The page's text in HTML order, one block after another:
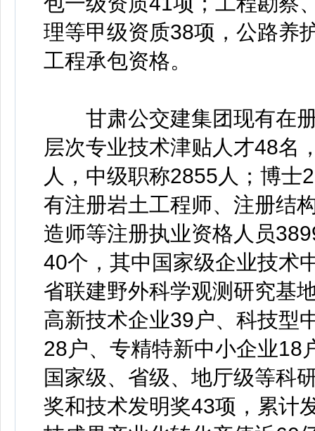
理等甲级资质38项，公路养
工程承包资格。
甘肃公交建集团现有在册
层次专业技术津贴人才48名
人，中级职称2855人；博
有注册岩土工程师、注册结
造师等注册执业资格人员
40个，其中国家级企业技术
省联建野外科学观测研究基
高新技术企业39户、科技型
28户、专精特新中小企业18
国家级、省级、地厅级等科
奖和技术发明奖43项，累计